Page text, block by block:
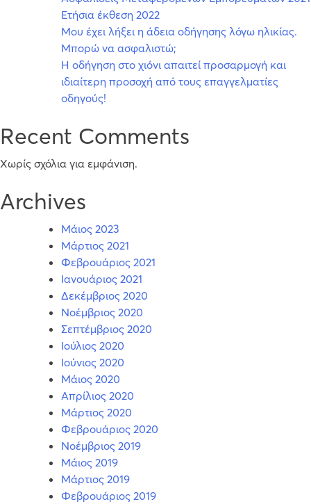
–
Σημαντικά
νέα
Ετήσια έκθεση 2022
Μου έχει λήξει η άδεια οδήγησης λόγω ηλικίας.
Μπορώ να ασφαλιστώ;
Η οδήγηση στο χιόνι απαιτεί προσαρμογή και
ιδιαίτερη προσοχή από τους επαγγελματίες
οδηγούς!
Recent Comments
Χωρίς σχόλια για εμφάνιση.
Archives
Μάιος 2023
Μάρτιος 2021
Φεβρουάριος 2021
Ιανουάριος 2021
Δεκέμβριος 2020
Νοέμβριος 2020
Σεπτέμβριος 2020
Ιούλιος 2020
Ιούνιος 2020
Μάιος 2020
Απρίλιος 2020
Μάρτιος 2020
Φεβρουάριος 2020
Νοέμβριος 2019
Μάιος 2019
Μάρτιος 2019
Φεβρουάριος 2019